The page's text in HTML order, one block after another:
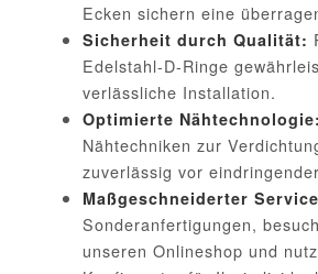
Ecken sichern eine
Sicherheit durch Qualität:
Edelstahl-D-Ringe
verlässliche Installation.
Optimierte Nähtechnologie:
Nähtechniken zur
zuverlässig vor
Maßgeschneiderter
Sonderanfertigungen,
unseren Onlineshop und